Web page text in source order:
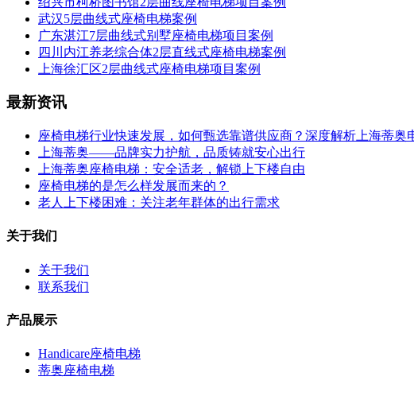
武汉5层曲线式座椅电梯案例
广东湛江7层曲线式别墅座椅电梯项目案例
四川内江养老综合体2层直线式座椅电梯案例
上海徐汇区2层曲线式座椅电梯项目案例
最新资讯
座椅电梯行业快速发展，如何甄选靠谱供应商？深度解析上海蒂奥
上海蒂奥——品牌实力护航，品质铸就安心出行
上海蒂奥座椅电梯：安全适老，解锁上下楼自由
座椅电梯的是怎么样发展而来的？
老人上下楼困难：关注老年群体的出行需求
关于我们
关于我们
联系我们
产品展示
Handicare座椅电梯
蒂奥座椅电梯